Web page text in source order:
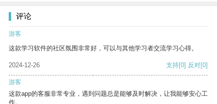
评论
游客
这款学习软件的社区氛围非常好，可以与其他学习者交流学习心得。
2024-12-26 支持[0] 反对[0]
游客
这款app的客服非常专业，遇到问题总是能够及时解决，让我能够安心工
作。